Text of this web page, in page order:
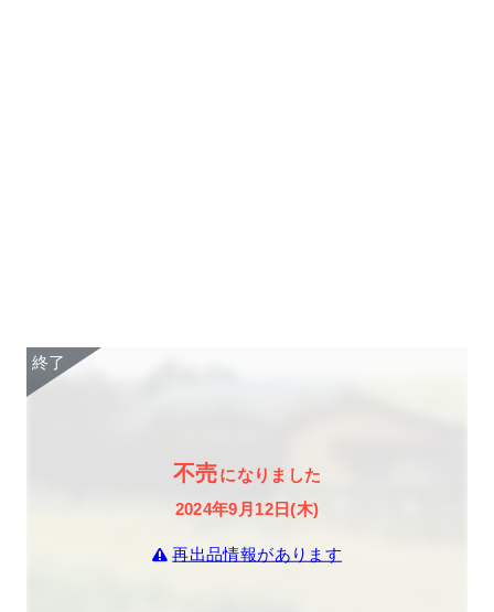
不売になりました
2024年9月12日(木)
再出品情報があります